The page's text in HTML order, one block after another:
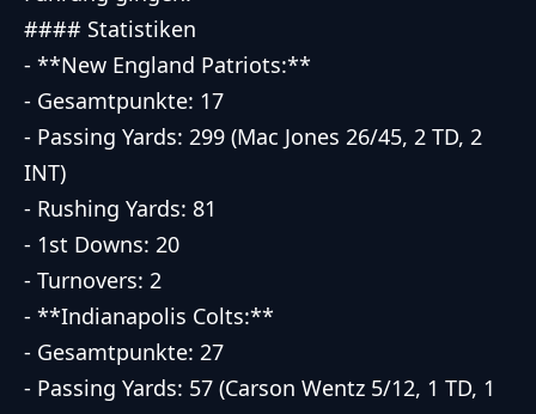
#### Statistiken
- **New England Patriots:**
- Gesamtpunkte: 17
- Passing Yards: 299 (Mac Jones 26/45, 2 TD, 2
INT)
- Rushing Yards: 81
- 1st Downs: 20
- Turnovers: 2
- **Indianapolis Colts:**
- Gesamtpunkte: 27
- Passing Yards: 57 (Carson Wentz 5/12, 1 TD, 1